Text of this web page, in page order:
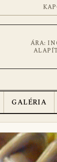
ÁRA:
GALÉRIA